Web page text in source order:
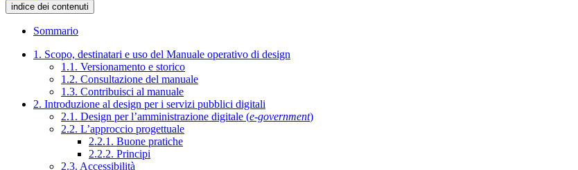
indice dei contenuti
Sommario
1. Scopo, destinatari e uso del Manuale operativo di design
1.1. Versionamento e storico
1.2. Consultazione del manuale
1.3. Contribuisci al manuale
2. Introduzione al design per i servizi pubblici digitali
2.1. Design per l’amministrazione digitale (e-government)
2.2. L’approccio progettuale
2.2.1. Buone pratiche
2.2.2. Principi
2.3. Accessibilità